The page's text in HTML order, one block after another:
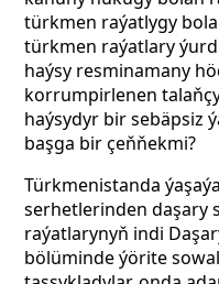
türkmen raýatlygy
türkmen raýatlary
haýsy resminamany
korrumpirlenen
haýsydyr bir sebäpsiz
başga bir çeňňekmi?
Türkmenistanda
serhetlerinden daşary
raýatlarynyň indi
bölüminde ýörite